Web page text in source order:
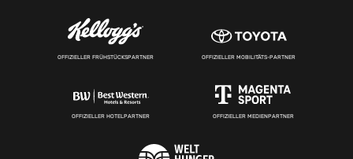
OFFIZIELLER FRÜHSTÜCKSPARTNER OFFIZIELLER MOBILITÄTS-PARTNER
OFFIZIELLER HOTELPARTNER OFFIZIELLER MEDIENPARTNER